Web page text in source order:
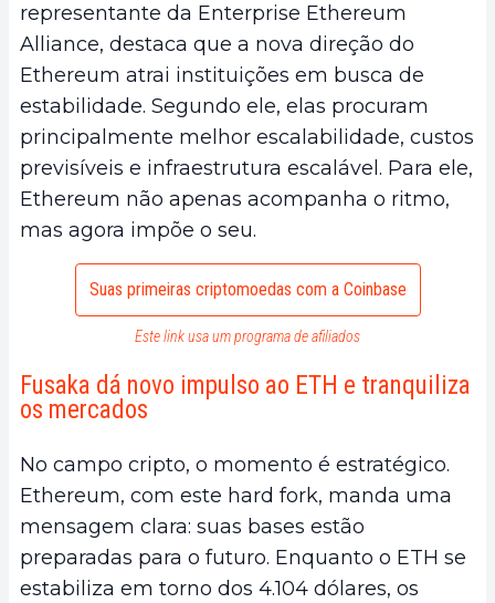
representante da Enterprise Ethereum
Alliance, destaca que a nova direção do
Ethereum atrai instituições em busca de
estabilidade. Segundo ele, elas procuram
principalmente melhor escalabilidade, custos
previsíveis e infraestrutura escalável. Para ele,
Ethereum não apenas acompanha o ritmo,
mas agora impõe o seu.
Suas primeiras criptomoedas com a Coinbase
Este link usa um programa de afiliados
Fusaka dá novo impulso ao ETH e tranquiliza
os mercados
No campo cripto, o momento é estratégico.
Ethereum, com este hard fork, manda uma
mensagem clara: suas bases estão
preparadas para o futuro. Enquanto o ETH se
estabiliza em torno dos 4.104 dólares, os